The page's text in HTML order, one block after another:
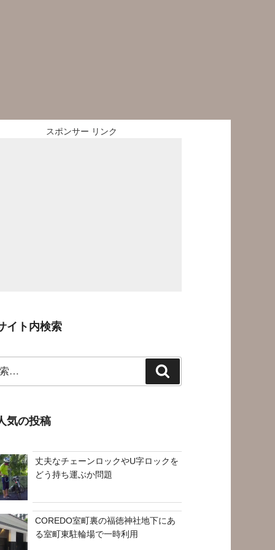
スポンサー リンク
イト内検索
索
気の投稿
丈夫なチェーンロックやU字ロックを
どう持ち運ぶか問題
COREDO室町裏の福徳神社地下にあ
る室町東駐輪場で一時利用